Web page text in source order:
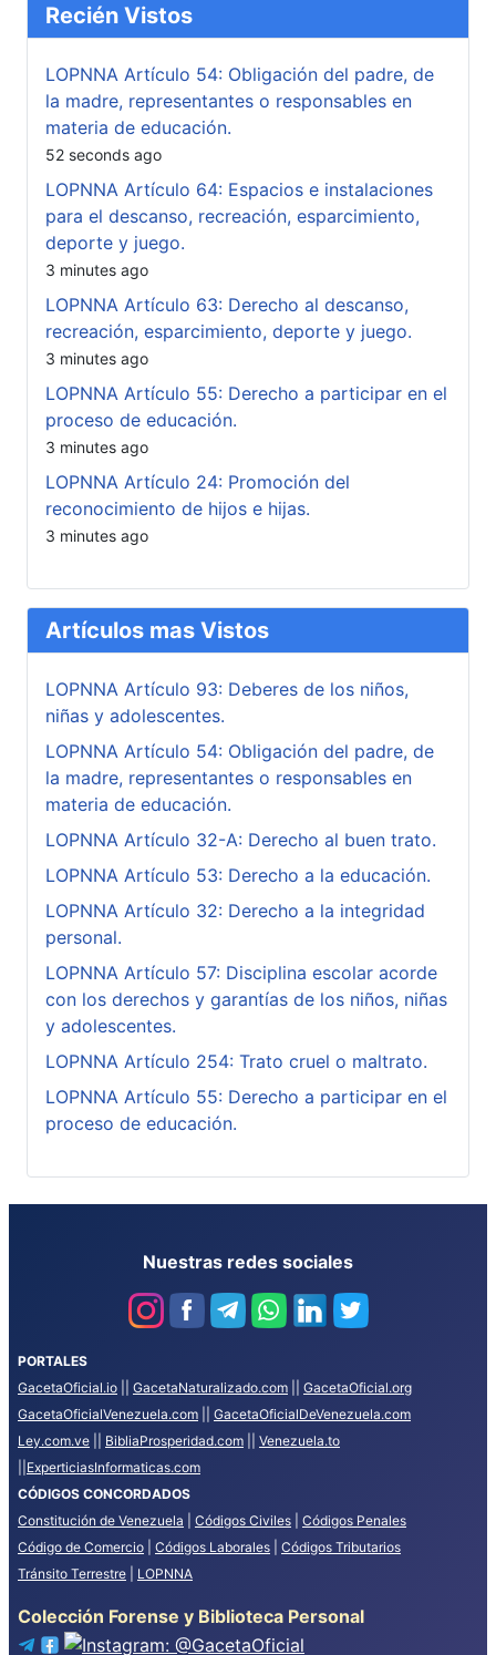
Recién Vistos
LOPNNA Artículo 54: Obligación del padre, de
la madre, representantes o responsables en
materia de educación.
52 seconds ago
LOPNNA Artículo 64: Espacios e instalaciones
para el descanso, recreación, esparcimiento,
deporte y juego.
3 minutes ago
LOPNNA Artículo 63: Derecho al descanso,
recreación, esparcimiento, deporte y juego.
3 minutes ago
LOPNNA Artículo 55: Derecho a participar en el
proceso de educación.
3 minutes ago
LOPNNA Artículo 24: Promoción del
reconocimiento de hijos e hijas.
3 minutes ago
Artículos mas Vistos
LOPNNA Artículo 93: Deberes de los niños,
niñas y adolescentes.
LOPNNA Artículo 54: Obligación del padre, de
la madre, representantes o responsables en
materia de educación.
LOPNNA Artículo 32-A: Derecho al buen trato.
LOPNNA Artículo 53: Derecho a la educación.
LOPNNA Artículo 32: Derecho a la integridad
personal.
LOPNNA Artículo 57: Disciplina escolar acorde
con los derechos y garantías de los niños, niñas
y adolescentes.
LOPNNA Artículo 254: Trato cruel o maltrato.
LOPNNA Artículo 55: Derecho a participar en el
proceso de educación.
Nuestras redes sociales
PORTALES
GacetaOficial.io
GacetaNaturalizado.com
GacetaOficial.org
GacetaOficialVenezuela.com
GacetaOficialDeVenezuela.com
Ley.com.ve
BibliaProsperidad.com
Venezuela.to
ExperticiasInformaticas.com
CÓDIGOS CONCORDADOS
Constitución de Venezuela
Códigos Civiles
Códigos Penales
Código de Comercio
Códigos Laborales
Códigos Tributarios
Tránsito Terrestre
LOPNNA
Colección Forense y Biblioteca Personal